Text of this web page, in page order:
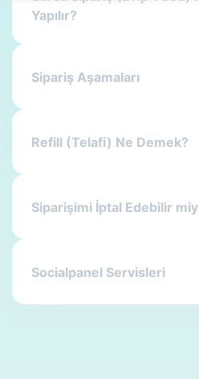
Yapılır?
Sipariş Aşamaları
Refill (Telafi) Ne Demek?
Siparişimi İptal Edebilir
Socialpanel Servisleri